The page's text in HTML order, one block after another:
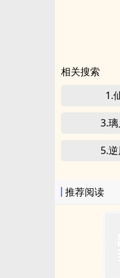
相关搜索
1.
3.
5.
推荐阅读